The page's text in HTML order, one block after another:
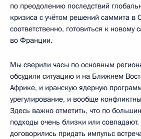
по преодолению последствий
кризиса с учётом решений саммита в
соответственно, готовиться к новому
во Франции.
Мы сверили часы по основным
обсудили ситуацию и на Ближнем
Африке, и иранскую ядерную
урегулирование, и вообще
Здесь важно отметить, что по
подходы очень близки или
договорились придать импульс